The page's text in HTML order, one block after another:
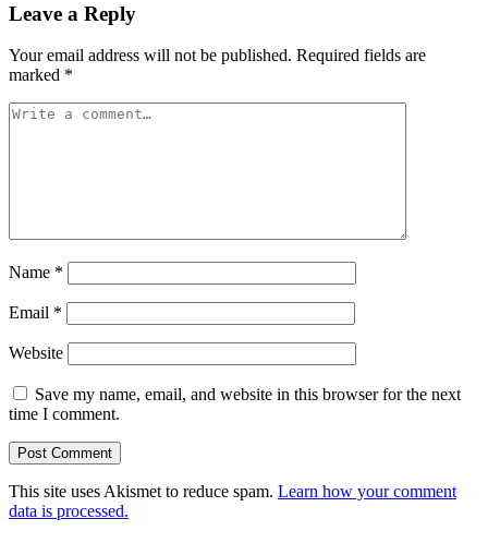
Leave a Reply
Your email address will not be published. Required fields are
marked *
Name *
Email *
Website
Save my name, email, and website in this browser for the next
time I comment.
This site uses Akismet to reduce spam. Learn how your comment
data is processed.